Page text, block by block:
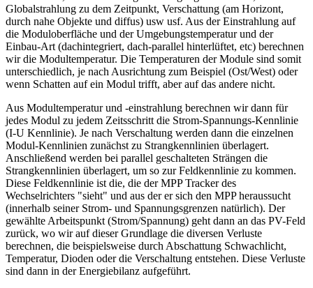
Globalstrahlung zu dem Zeitpunkt, Verschattung (am Horizont,
durch nahe Objekte und diffus) usw usf. Aus der Einstrahlung auf
die Moduloberfläche und der Umgebungstemperatur und der
Einbau-Art (dachintegriert, dach-parallel hinterlüftet, etc) berechnen
wir die Modultemperatur. Die Temperaturen der Module sind somit
unterschiedlich, je nach Ausrichtung zum Beispiel (Ost/West) oder
wenn Schatten auf ein Modul trifft, aber auf das andere nicht.
Aus Modultemperatur und -einstrahlung berechnen wir dann für
jedes Modul zu jedem Zeitsschritt die Strom-Spannungs-Kennlinie
(I-U Kennlinie). Je nach Verschaltung werden dann die einzelnen
Modul-Kennlinien zunächst zu Strangkennlinien überlagert.
Anschließend werden bei parallel geschalteten Strängen die
Strangkennlinien überlagert, um so zur Feldkennlinie zu kommen.
Diese Feldkennlinie ist die, die der MPP Tracker des
Wechselrichters "sieht" und aus der er sich den MPP heraussucht
(innerhalb seiner Strom- und Spannungsgrenzen natürlich). Der
gewählte Arbeitspunkt (Strom/Spannung) geht dann an das PV-Feld
zurück, wo wir auf dieser Grundlage die diversen Verluste
berechnen, die beispielsweise durch Abschattung Schwachlicht,
Temperatur, Dioden oder die Verschaltung entstehen. Diese Verluste
sind dann in der Energiebilanz aufgeführt.